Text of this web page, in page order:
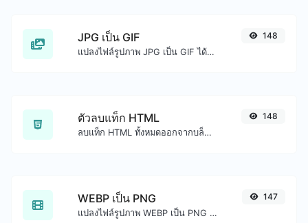
JPG เป็น GIF
แปลงไฟล์รูปภาพ JPG เป็น GIF ได้อย่างง่ายดาย
148
ตัวลบแท็ก HTML
ลบแท็ก HTML ทั้งหมดออกจากบล็อกข้อความได้อย่างง่ายดาย
148
WEBP เป็น PNG
แปลงไฟล์รูปภาพ WEBP เป็น PNG ได้อย่างง่ายดาย
147